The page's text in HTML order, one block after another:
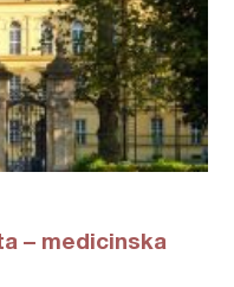
– medicinska